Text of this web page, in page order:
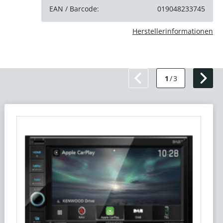
EAN / Barcode:
019048233745
Herstellerinformationen
1 /3